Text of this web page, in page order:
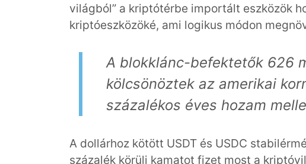
világból” a kriptótérbe importált eszközök
kriptóeszközöké, ami logikus módon
A blokklánc-befektetők 626
kölcsönöztek az amerikai
százalékos éves hozam
A dollárhoz kötött USDT és USDC
százalék körüli kamatot fizet most a